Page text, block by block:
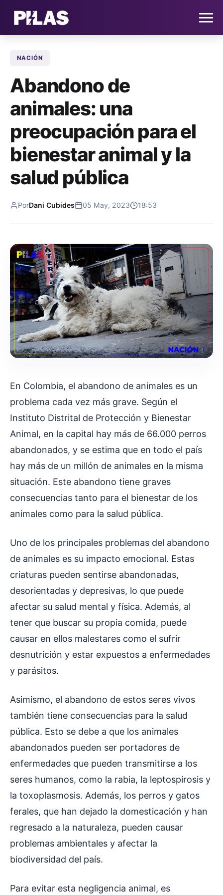
NOTICIAS
QUIÉNES SOMOS
CONTACTO
SUSCRÍBETE
NACIÓN
Abandono de
animales: una
preocupación para el
bienestar animal y la
salud pública
PorDani Cubides 05 May, 2023 18:53
En Colombia, el abandono de animales es un
problema cada vez más grave. Según el
Instituto Distrital de Protección y Bienestar
Animal, en la capital hay más de 66.000 perros
abandonados, y se estima que en todo el país
hay más de un millón de animales en la misma
situación. Este abandono tiene graves
consecuencias tanto para el bienestar de los
animales como para la salud pública.
Uno de los principales problemas del abandono
de animales es su impacto emocional. Estas
criaturas pueden sentirse abandonadas,
desorientadas y depresivas, lo que puede
afectar su salud mental y física. Además, al
tener que buscar su propia comida, puede
causar en ellos malestares como el sufrir
desnutrición y estar expuestos a enfermedades
y parásitos.
Asimismo, el abandono de estos seres vivos
también tiene consecuencias para la salud
pública. Esto se debe a que los animales
abandonados pueden ser portadores de
enfermedades que pueden transmitirse a los
seres humanos, como la rabia, la leptospirosis y
la toxoplasmosis. Además, los perros y gatos
ferales, que han dejado la domesticación y han
regresado a la naturaleza, pueden causar
problemas ambientales y afectar la
biodiversidad del país.
Para evitar esta negligencia animal, es